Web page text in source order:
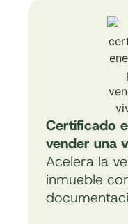
Certificado
vender una
Acelera la
inmueble